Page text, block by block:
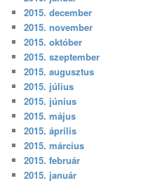
2015. december
2015. november
2015. október
2015. szeptember
2015. augusztus
2015. július
2015. június
2015. május
2015. április
2015. március
2015. február
2015. január